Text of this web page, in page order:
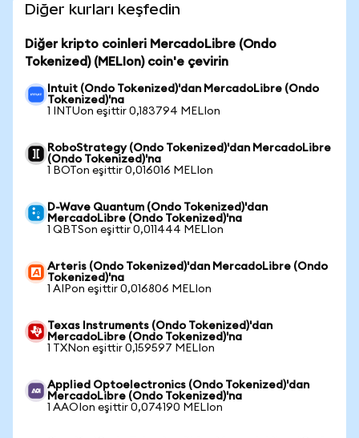
Diğer kurları keşfedin
Diğer kripto coinleri MercadoLibre (Ondo
Tokenized) (MELIon) coin'e çevirin
Intuit (Ondo Tokenized)'dan MercadoLibre (Ondo
Tokenized)'na
1 INTUon eşittir 0,183794 MELIon
RoboStrategy (Ondo Tokenized)'dan MercadoLibre
(Ondo Tokenized)'na
1 BOTon eşittir 0,016016 MELIon
D-Wave Quantum (Ondo Tokenized)'dan
MercadoLibre (Ondo Tokenized)'na
1 QBTSon eşittir 0,011444 MELIon
Arteris (Ondo Tokenized)'dan MercadoLibre (Ondo
Tokenized)'na
1 AIPon eşittir 0,016806 MELIon
Texas Instruments (Ondo Tokenized)'dan
MercadoLibre (Ondo Tokenized)'na
1 TXNon eşittir 0,159597 MELIon
Applied Optoelectronics (Ondo Tokenized)'dan
MercadoLibre (Ondo Tokenized)'na
1 AAOIon eşittir 0,074190 MELIon